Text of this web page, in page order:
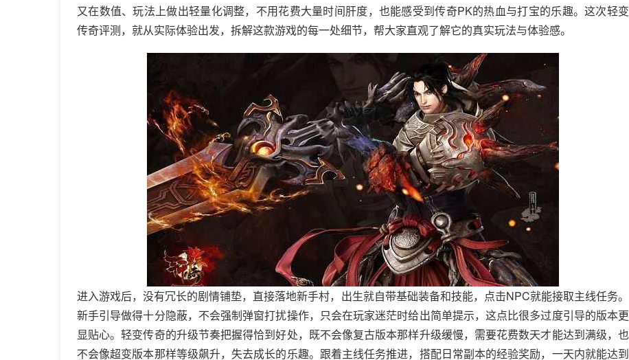
又在数值、玩法上做出轻量化调整，不用花费大量时间肝度，也能感受到传奇PK的热血与打宝的乐趣。这次轻变
传奇评测，就从实际体验出发，拆解这款游戏的每一处细节，帮大家直观了解它的真实玩法与体验感。
进入游戏后，没有冗长的剧情铺垫，直接落地新手村，出生就自带基础装备和技能，点击NPC就能接取主线任务。
新手引导做得十分隐蔽，不会强制弹窗打扰操作，只会在玩家迷茫时给出简单提示，这点比很多过度引导的版本更
显贴心。轻变传奇的升级节奏把握得恰到好处，既不会像复古版本那样升级缓慢，需要花费数天才能达到满级，也
不会像超变版本那样等级飙升，失去成长的乐趣。跟着主线任务推进，搭配日常副本的经验奖励，一天内就能达到